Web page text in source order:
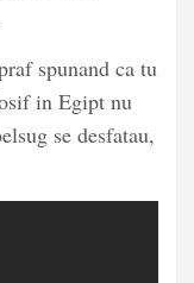
spunand ca tu
in Egipt nu
se desfatau,